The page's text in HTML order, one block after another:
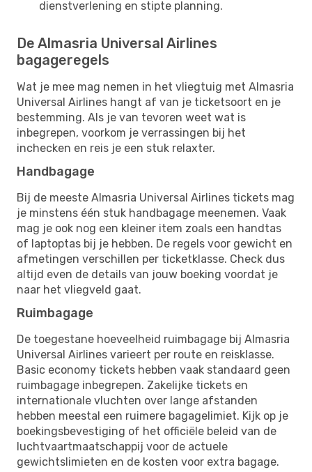
dienstverlening en stipte planning.
De Almasria Universal Airlines
bagageregels
Wat je mee mag nemen in het vliegtuig met Almasria
Universal Airlines hangt af van je ticketsoort en je
bestemming. Als je van tevoren weet wat is
inbegrepen, voorkom je verrassingen bij het
inchecken en reis je een stuk relaxter.
Handbagage
Bij de meeste Almasria Universal Airlines tickets mag
je minstens één stuk handbagage meenemen. Vaak
mag je ook nog een kleiner item zoals een handtas
of laptoptas bij je hebben. De regels voor gewicht en
afmetingen verschillen per ticketklasse. Check dus
altijd even de details van jouw boeking voordat je
naar het vliegveld gaat.
Ruimbagage
De toegestane hoeveelheid ruimbagage bij Almasria
Universal Airlines varieert per route en reisklasse.
Basic economy tickets hebben vaak standaard geen
ruimbagage inbegrepen. Zakelijke tickets en
internationale vluchten over lange afstanden
hebben meestal een ruimere bagagelimiet. Kijk op je
boekingsbevestiging of het officiële beleid van de
luchtvaartmaatschappij voor de actuele
gewichtslimieten en de kosten voor extra bagage.